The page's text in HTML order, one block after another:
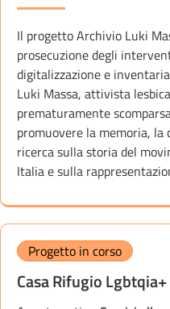
Il progetto Archivio Luki
prosecuzione degli
digitalizzazione e
Luki Massa, attivista
prematuramente
promuovere la memoria, la
ricerca sulla storia del
Italia e sulla
Progetto in corso
Casa Rifugio